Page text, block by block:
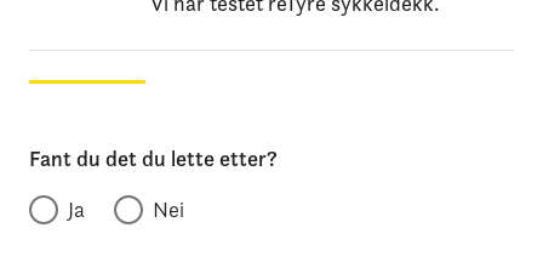
Fant du det du lette etter?
Ja
Nei